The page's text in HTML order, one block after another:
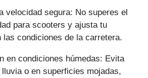
velocidad segura: No superes el
para scooters y ajusta tu
las condiciones de la carretera.
en condiciones húmedas: Evita
o en superficies mojadas,